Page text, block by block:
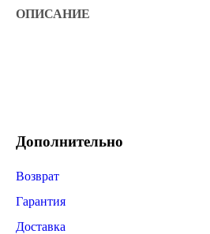
ОПИСАНИЕ
Дополнительно
Возврат
Гарантия
Доставка